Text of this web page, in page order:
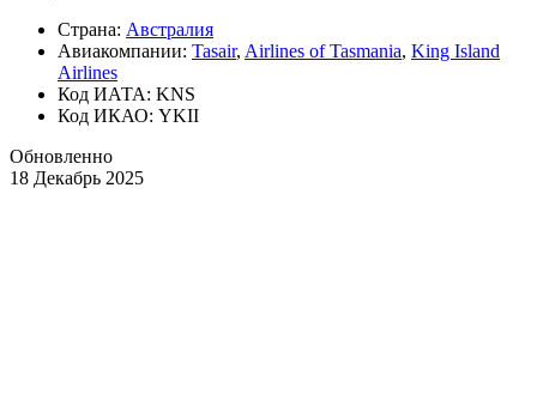
Страна: Австралия
Авиакомпании: Tasair, Airlines of Tasmania, King Island
Airlines
Код ИАТА: KNS
Код ИКАО: YKII
Обновленно
18 Декабрь 2025